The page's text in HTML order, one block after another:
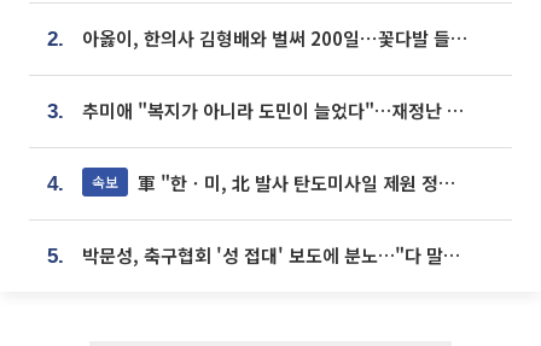
2. 아옳이, 한의사 김형배와 벌써 200일⋯꽃다발 들고 "프러포즈 아냐"
3. 추미애 "복지가 아니라 도민이 늘었다"…재정난 책임론 정면돌파
4. 속보 軍 "한ㆍ미, 北 발사 탄도미사일 제원 정밀분석 중"
5. 박문성, 축구협회 '성 접대' 보도에 분노…"다 말아먹으려고 작정했나"